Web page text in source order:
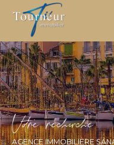
Vore recece
AGENCE IMMOBILIÈRE